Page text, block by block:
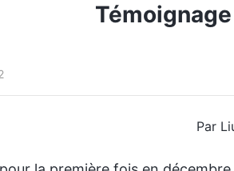
Par